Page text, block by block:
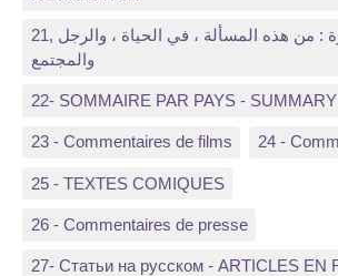
21, مواد والثورة : من هذه المسألة ، في الحياة ، والرجل
والمجتمع
22- SOMMAIRE PAR PAYS -
23 - Commentaires de films 24 -
25 - TEXTES COMIQUES
26 - Commentaires de presse
27- Статьи на русском - ARTICLES EN